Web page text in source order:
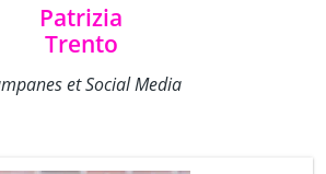
Patrizia
Trento
et Social Media